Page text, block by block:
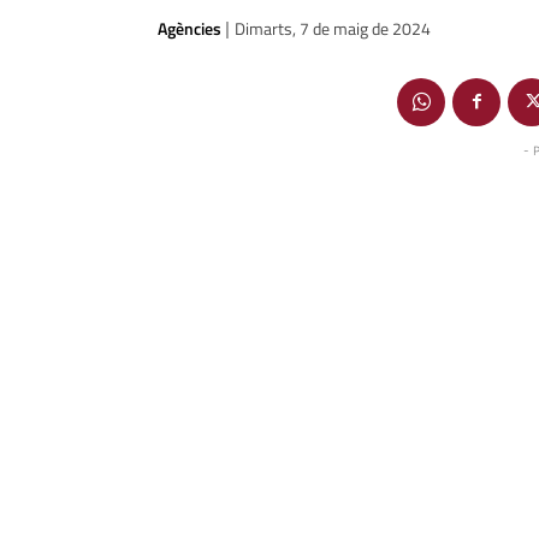
Agències | Dimarts, 7 de maig de 2024
-